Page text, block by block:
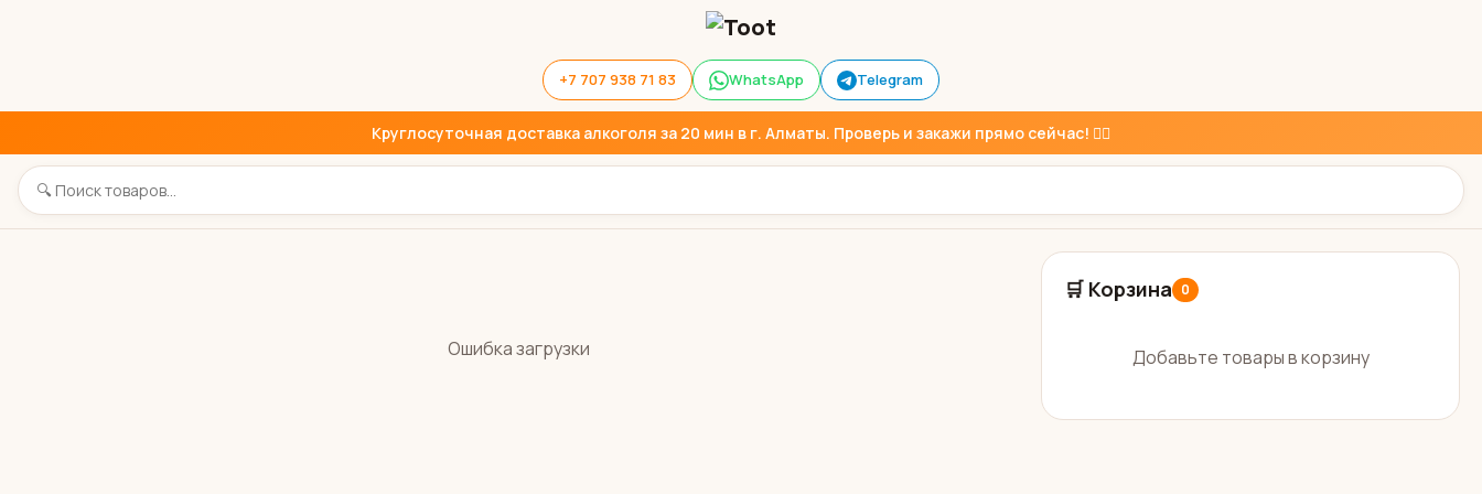
+7 707 938 71 83 WhatsApp Telegram
Круглосуточная доставка алкоголя за 20 мин в г. Алматы. Проверь и закажи прямо сейчас! 👇🏼
Ошибка загрузки
🛒 Корзина 0
Добавьте товары в корзину